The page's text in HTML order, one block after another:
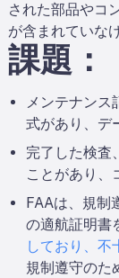
された部品やコ
が含まれていな
課題：
メンテナンス
式があり、デ
完了した検査
ことがあり、
FAAは、規制
の適航証明書
しており、不
規制遵守のた